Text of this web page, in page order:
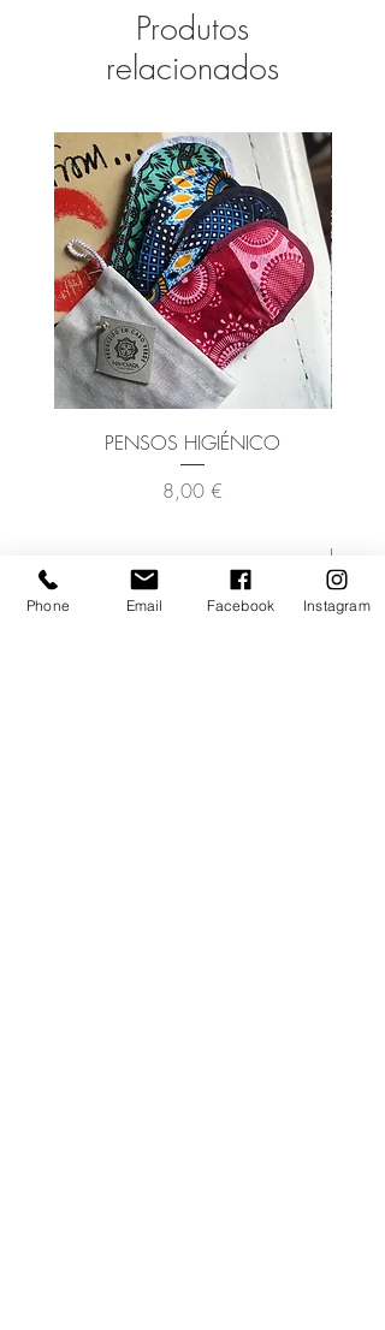
Produtos
relacionados
PENSOS HIGIÉNICO
Preço
8,00 €
Phone Email Facebook Instagram